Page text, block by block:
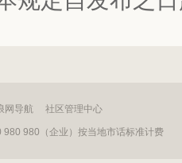
网导航 社区管理中心
980（企业）按当地市话标准计费